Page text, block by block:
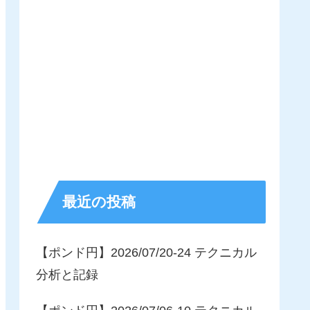
最近の投稿
【ポンド円】2026/07/20-24 テクニカル
分析と記録